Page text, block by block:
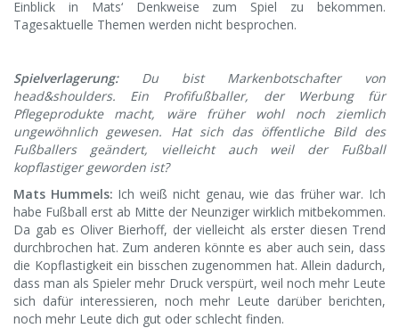
Einblick in Mats‘ Denkweise zum Spiel zu bekommen.
Tagesaktuelle Themen werden nicht besprochen.
Spielverlagerung:Du bist Markenbotschafter von
head&shoulders. Ein Profifußballer, der Werbung für
Pflegeprodukte macht, wäre früher wohl noch ziemlich
ungewöhnlich gewesen. Hat sich das öffentliche Bild des
Fußballers geändert, vielleicht auch weil der Fußball
kopflastiger geworden ist?
Mats Hummels: Ich weiß nicht genau, wie das früher war. Ich
habe Fußball erst ab Mitte der Neunziger wirklich mitbekommen.
Da gab es Oliver Bierhoff, der vielleicht als erster diesen Trend
durchbrochen hat. Zum anderen könnte es aber auch sein, dass
die Kopflastigkeit ein bisschen zugenommen hat. Allein dadurch,
dass man als Spieler mehr Druck verspürt, weil noch mehr Leute
sich dafür interessieren, noch mehr Leute darüber berichten,
noch mehr Leute dich gut oder schlecht finden.